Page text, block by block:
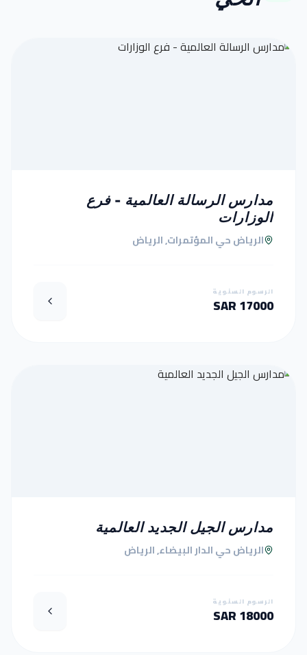
مدارس الرسالة العالمية - فرع
الوزارات
الرياض حي المؤتمرات, الرياض
الرسوم السنوية
17000 SAR
مدارس الجيل الجديد العالمية
الرياض حي الدار البيضاء, الرياض
الرسوم السنوية
18000 SAR